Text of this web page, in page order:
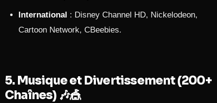
International : Disney Channel HD, Nickelodeon,
Cartoon Network, CBeebies.
5. Musique et Divertissement (200+
Chaînes) 🎶🎪